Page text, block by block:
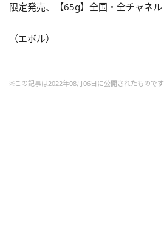
限定発売、【65g】全国・全チャネル
（エボル）
※この記事は2022年08月06日に公開されたものです